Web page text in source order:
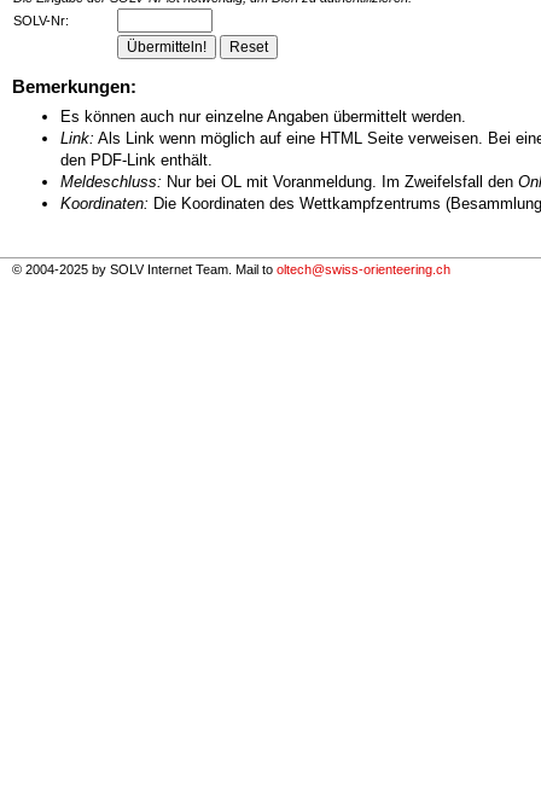
SOLV-Nr:
Bemerkungen:
Es können auch nur einzelne Angaben übermittelt werden.
Link: Als Link wenn möglich auf eine HTML Seite verweisen. Bei
den PDF-Link enthält.
Meldeschluss: Nur bei OL mit Voranmeldung. Im Zweifelsfall den
Koordinaten: Die Koordinaten des Wettkampfzentrums
© 2004-2025 by SOLV Internet Team. Mail to oltech@swiss-orienteering.ch